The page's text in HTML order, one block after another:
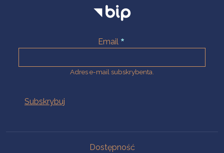
Email
Adres e-mail subskrybenta.
Dostępność